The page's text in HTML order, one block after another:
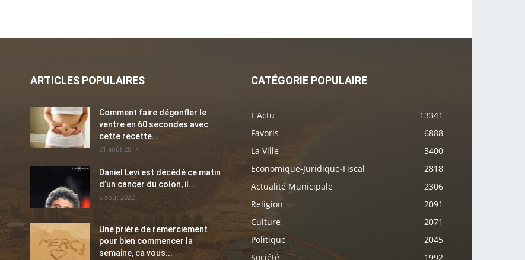
ARTICLES POPULAIRES
Comment faire dégonfler le
ventre en 60 secondes avec
cette recette...
21 août 2017
Daniel Levi est décédé ce matin
d’un cancer du colon, il...
6 août 2022
Une prière de remerciement
pour bien commencer la
semaine, ca vous...
CATÉGORIE POPULAIRE
L'Actu
13341
Favoris
6888
La Ville
3400
Economique-Juridique-Fiscal
2818
Actualité Municipale
2306
Religion
2091
Culture
2071
Politique
2045
Société
1992